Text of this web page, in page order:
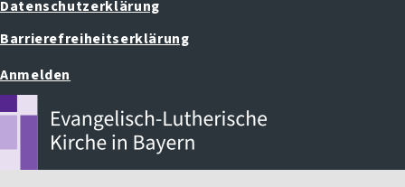
Datenschutzerklärung
Barrierefreiheitserklärung
Benutzermenü
Anmelden